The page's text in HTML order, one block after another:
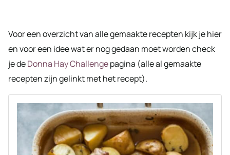
Voor een overzicht van alle gemaakte recepten kijk je hier
en voor een idee wat er nog gedaan moet worden check
je deDonna Hay Challengepagina (alle al gemaakte
recepten zijn gelinkt met het recept).